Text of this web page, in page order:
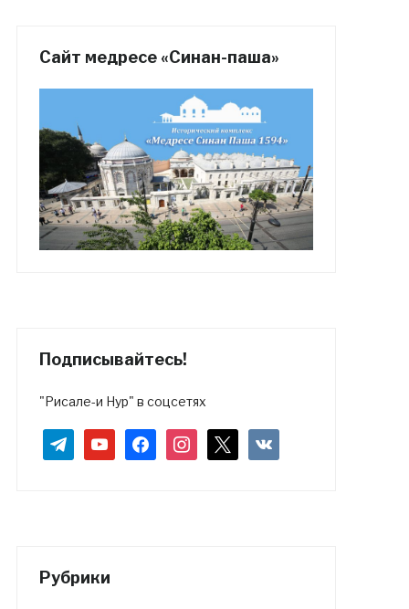
Сайт медресе «Синан-паша»
Подписывайтесь!
"Рисале-и Нур" в соцсетях
telegramyoutubefacebookinstagram vkontakte
Рубрики